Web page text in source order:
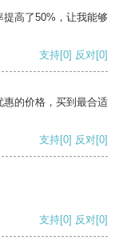
高了50%，让我能够
支持[0] 反对[0]
的价格，买到最合适
支持[0] 反对[0]
支持[0] 反对[0]